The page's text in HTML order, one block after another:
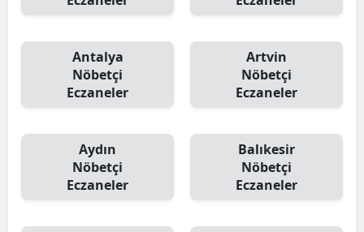
Antalya
Nöbetçi
Eczaneler
Artvin
Nöbetçi
Eczaneler
Aydın
Nöbetçi
Eczaneler
Balıkesir
Nöbetçi
Eczaneler